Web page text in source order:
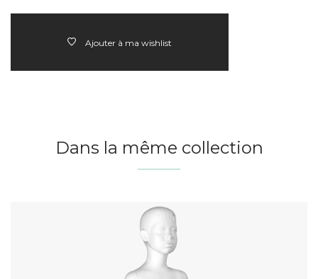
Ajouter à ma wishlist
Dans la même collection